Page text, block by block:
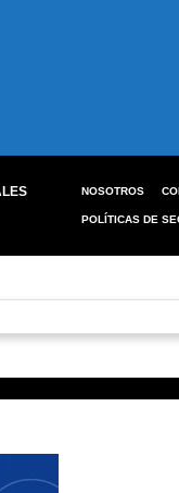
NOSOTROS
POLÍTICAS DE